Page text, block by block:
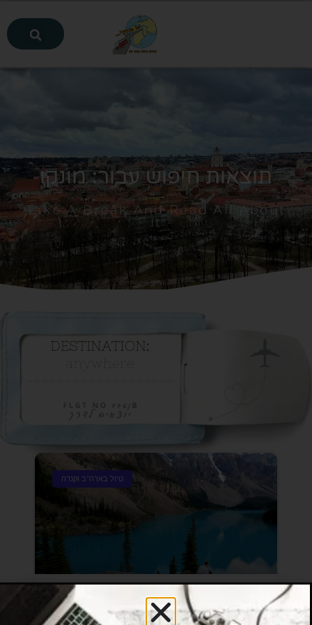
תוצאות חיפוש עבור: מונקו
Take A Break And Read All About
It
טיול בארה"ב וקנדה
מסע בעקבות תמונה-